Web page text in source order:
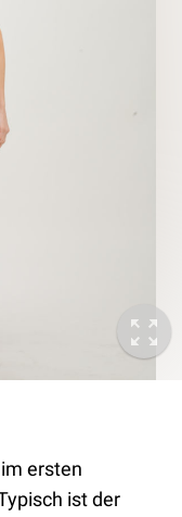
ersten
ist der